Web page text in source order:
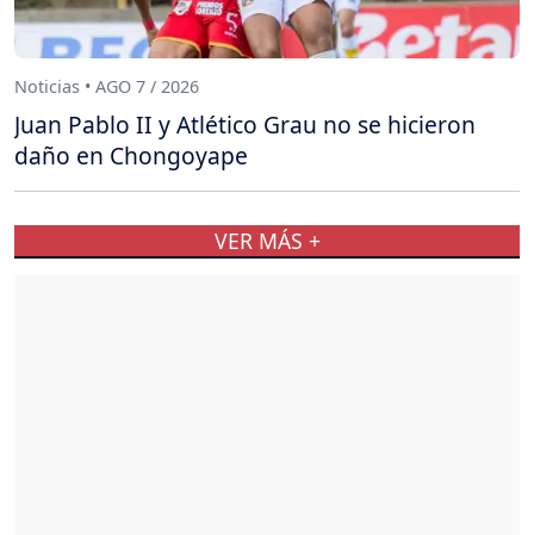
Noticias • AGO 7 / 2026
Juan Pablo II y Atlético Grau no se hicieron
daño en Chongoyape
VER MÁS +